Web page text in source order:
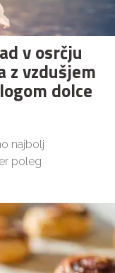
v osrčju
z vzdušjem
dolce
najbolj
poleg